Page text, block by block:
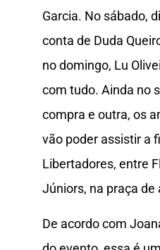
Garcia. No sábado,
conta de Duda
no domingo, Lu
com tudo. Ainda no
compra e outra, os
vão poder assistir a
Libertadores, entre
Júniors, na praça
De acordo com